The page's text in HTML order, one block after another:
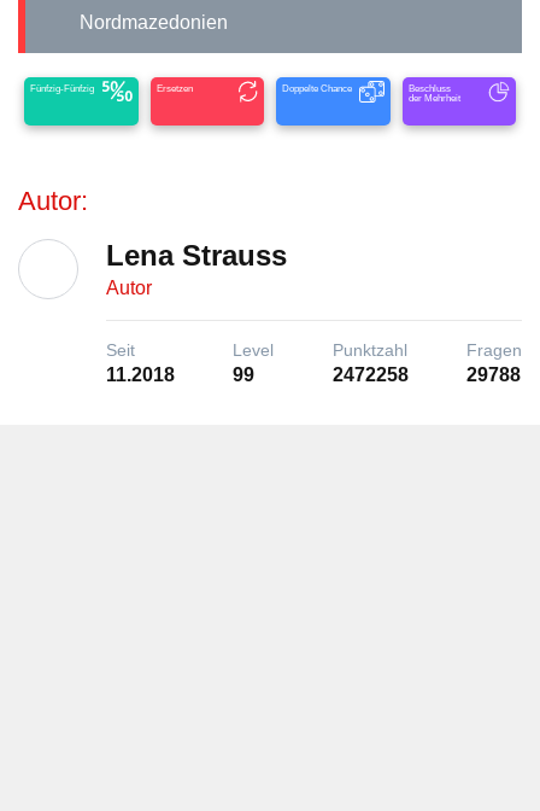
Nordmazedonien
Fünfzig-Fünfzig Ersetzen Doppelte Chance
Beschluss
der Mehrheit
Autor:
Lena Strauss
Autor
Seit
11.2018
Level
99
Punktzahl
2472258
Fragen
29788